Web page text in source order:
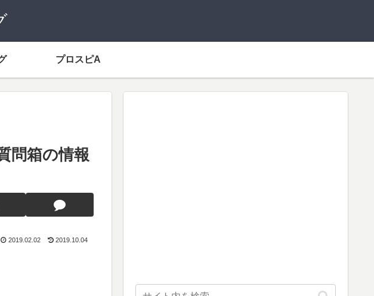
プロスピA
問箱の情報
2019.02.02 2019.10.04